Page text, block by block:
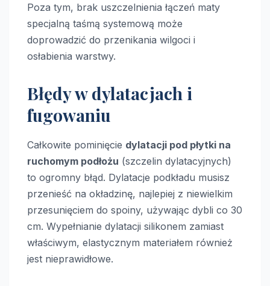
Poza tym, brak uszczelnienia łączeń maty
specjalną taśmą systemową może
doprowadzić do przenikania wilgoci i
osłabienia warstwy.
Błędy w dylatacjach i
fugowaniu
Całkowite pominięcie dylatacji pod płytki na
ruchomym podłożu (szczelin dylatacyjnych)
to ogromny błąd. Dylatacje podkładu musisz
przenieść na okładzinę, najlepiej z niewielkim
przesunięciem do spoiny, używając dybli co 30
cm. Wypełnianie dylatacji silikonem zamiast
właściwym, elastycznym materiałem również
jest nieprawidłowe.